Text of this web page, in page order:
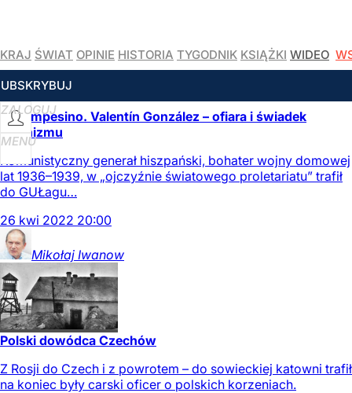
KRAJ ŚWIAT OPINIE HISTORIA TYGODNIK KSIĄŻKI WIDEO
ZALOGUJ
MENU
CZYTAJ WIĘCEJ
El Campesino. Valentín González – ofiara i świadek
stalinizmu
Komunistyczny generał hiszpański, bohater wojny domowej
lat 1936–1939, w „ojczyźnie światowego proletariatu” trafił
do GUŁagu…
26 kwi 2022 20:00
Mikołaj Iwanow
Polski dowódca Czechów
Z Rosji do Czech i z powrotem – do sowieckiej katowni trafił
na koniec były carski oficer o polskich korzeniach.